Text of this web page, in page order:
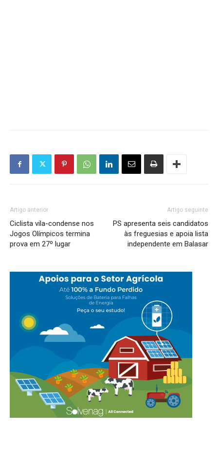
Artigo anterior
Ciclista vila-condense nos
Jogos Olímpicos termina
prova em 27º lugar
Artigo seguinte
PS apresenta seis candidatos
às freguesias e apoia lista
independente em Balasar